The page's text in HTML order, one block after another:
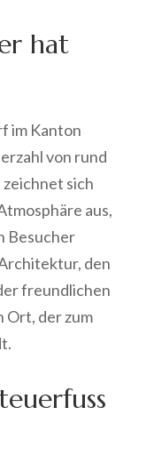
hat
im Kanton
von rund
sich
aus,
Besucher
den
freundlichen
Ort, der zum